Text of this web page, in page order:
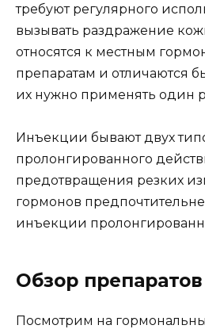
требуют регулярного
вызывать раздражение
относятся к местным
препаратам и отличаются
их нужно применять один
Инъекции бывают двух
пролонгированного
предотвращения резких
гормонов
инъекции
Обзор препаратов
Посмотрим на